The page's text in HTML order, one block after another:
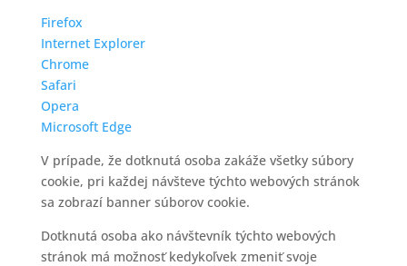
Firefox
Internet Explorer
Chrome
Safari
Opera
Microsoft Edge
V prípade, že dotknutá osoba zakáže všetky súbory
cookie, pri každej návšteve týchto webových stránok
sa zobrazí banner súborov cookie.
Dotknutá osoba ako návštevník týchto webových
stránok má možnosť kedykoľvek zmeniť svoje